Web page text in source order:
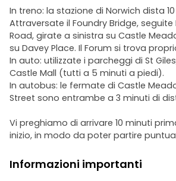
In treno: la stazione di Norwich dista
Attraversate il Foundry Bridge, seguite
Road, girate a sinistra su Castle
su Davey Place. Il Forum si trova
In auto: utilizzate i parcheggi di St
Castle Mall (tutti a 5 minuti a piedi).
In autobus: le fermate di Castle
Street sono entrambe a 3 minuti di
Vi preghiamo di arrivare 10 minuti
inizio, in modo da poter partire
Informazioni importanti